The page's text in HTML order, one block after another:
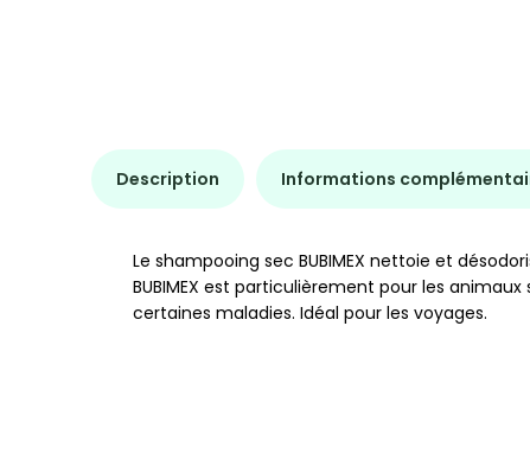
Description Informations
Le shampooing sec BUBIMEX nettoie et
BUBIMEX est particulièrement pour les
certaines maladies. Idéal pour les voyages.